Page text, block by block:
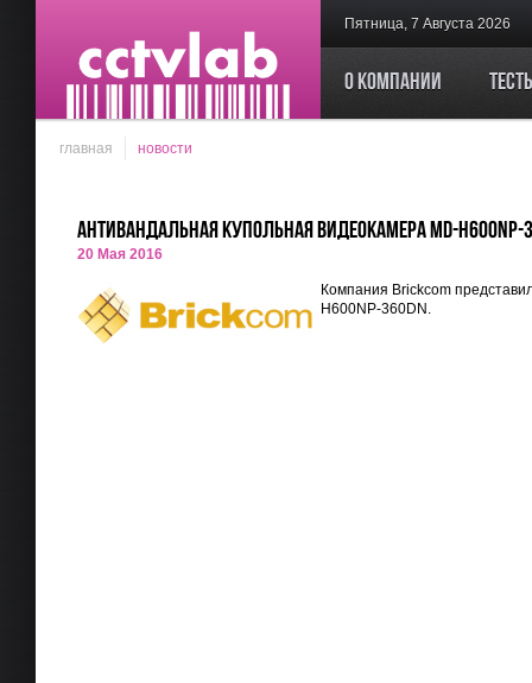
Пятница, 7 Августа 2026
О компании
главная новости
Антивандальная купольная видеокамера MD-H600NP-
20 Мая 2016
Компания Brickcom
H600NP-360DN.